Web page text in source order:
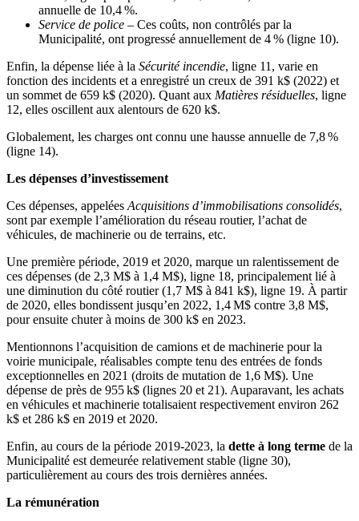
annuelle de 10,4 %.
Service de police – Ces coûts, non contrôlés par la
Municipalité, ont progressé annuellement de 4 % (ligne 10).
Enfin, la dépense liée à la Sécurité incendie, ligne 11, varie en
fonction des incidents et a enregistré un creux de 391 k$ (2022) et
un sommet de 659 k$ (2020). Quant aux Matières résiduelles, ligne
12, elles oscillent aux alentours de 620 k$.
Globalement, les charges ont connu une hausse annuelle de 7,8 %
(ligne 14).
Les dépenses d’investissement
Ces dépenses, appelées Acquisitions d’immobilisations consolidés,
sont par exemple l’amélioration du réseau routier, l’achat de
véhicules, de machinerie ou de terrains, etc.
Une première période, 2019 et 2020, marque un ralentissement de
ces dépenses (de 2,3 M$ à 1,4 M$), ligne 18, principalement lié à
une diminution du côté routier (1,7 M$ à 841 k$), ligne 19. À partir
de 2020, elles bondissent jusqu’en 2022, 1,4 M$ contre 3,8 M$,
pour ensuite chuter à moins de 300 k$ en 2023.
Mentionnons l’acquisition de camions et de machinerie pour la
voirie municipale, réalisables compte tenu des entrées de fonds
exceptionnelles en 2021 (droits de mutation de 1,6 M$). Une
dépense de près de 955 k$ (lignes 20 et 21). Auparavant, les achats
en véhicules et machinerie totalisaient respectivement environ 262
k$ et 286 k$ en 2019 et 2020.
Enfin, au cours de la période 2019-2023, la dette à long terme de la
Municipalité est demeurée relativement stable (ligne 30),
particulièrement au cours des trois dernières années.
La rémunération